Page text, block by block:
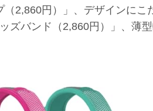
2,860円）」、デザインにこ
ズバンド（2,860円）」、薄